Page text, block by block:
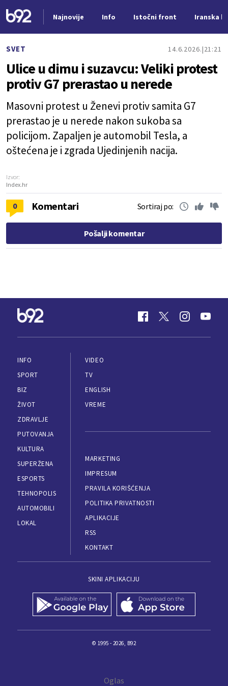
Najnovije Info Istočni front Iranska
SVET 14.6.2026. 21:21
Ulice u dimu i suzavcu: Veliki protest
protiv G7 prerastao u nerede
Masovni protest u Ženevi protiv samita G7
prerastao je u nerede nakon sukoba sa
policijom. Zapaljen je automobil Tesla, a
oštećena je i zgrada Ujedinjenih nacija.
Izvor:
Index.hr
0 Komentari Sortiraj po:
Pošalji komentar
INFO
SPORT
BIZ
ŽIVOT
ZDRAVLJE
PUTOVANJA
KULTURA
SUPERŽENA
ESPORTS
TEHNOPOLIS
AUTOMOBILI
LOKAL
VIDEO
TV
ENGLISH
VREME
MARKETING
IMPRESUM
PRAVILA KORIŠĆENJA
POLITIKA PRIVATNOSTI
APLIKACIJE
RSS
KONTAKT
SKINI APLIKACIJU
© 1995 - 2026, B92